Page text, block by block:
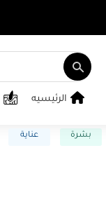
الرئيسيه
بشرة عناية